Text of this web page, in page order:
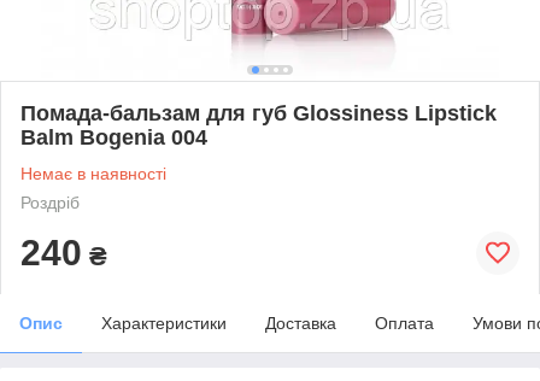
Помада-бальзам для губ Glossiness Lipstick
Balm Bogenia 004
Немає в наявності
Роздріб
240 ₴
Опис Характеристики Доставка Оплата Умови